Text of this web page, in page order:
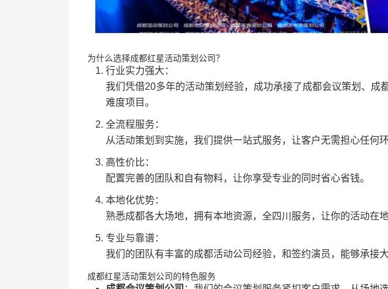
为什么选择成都红星活动策划公司？
行业实力强大：
我们凭借20多年的活动策划经验，成功承接了成都会议策划、成
难度项目。
全流程服务：
从活动策划到实施，我们提供一站式服务，让客户无需担心任何环
高性价比：
配置完善的团队和自有物料，让你享受专业的同时省心省钱。
本地化优势：
熟悉成都各大场地，拥有本地资源，全四川服务，让你的活动在地
专业与靠谱：
我们的团队有丰富的成都活动公司经验，和签约演员，能够承接
成都红星活动策划公司的特色服务